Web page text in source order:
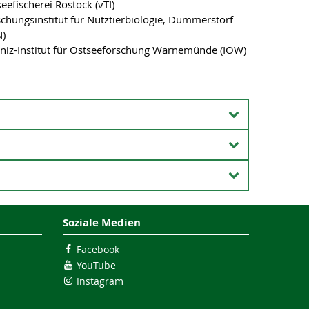
Rostock (vTI)
für Nutztierbiologie, Dummerstorf
Institut für Ostseeforschung Warnemünde (IOW)
ein
Praktikumsplätze für die Studenten
rechtliche Forschungsinstitutionen, wie zum
für Ostseefischerei, Rostock und Max
bieten die Arbeiten der Praktikanten die
Soziale Medien
Facebook
YouTube
Instagram